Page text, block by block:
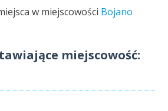
w miejscowości Bojano
miejscowość: